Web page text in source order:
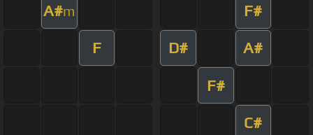
A#m F#
F D# A#
F#
C#